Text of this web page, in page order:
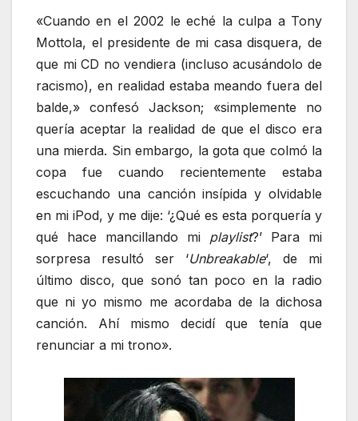
«Cuando en el 2002 le eché la culpa a Tony
Mottola, el presidente de mi casa disquera, de
que mi CD no vendiera (incluso acusándolo de
racismo), en realidad estaba meando fuera del
balde,» confesó Jackson; «simplemente no
quería aceptar la realidad de que el disco era
una mierda. Sin embargo, la gota que colmó la
copa fue cuando recientemente estaba
escuchando una canción insípida y olvidable
en mi iPod, y me dije: ‘¿Qué es esta porquería y
qué hace mancillando mi playlist?’ Para mi
sorpresa resultó ser ‘Unbreakable‘, de mi
último disco, que sonó tan poco en la radio
que ni yo mismo me acordaba de la dichosa
canción. Ahí mismo decidí que tenía que
renunciar a mi trono».